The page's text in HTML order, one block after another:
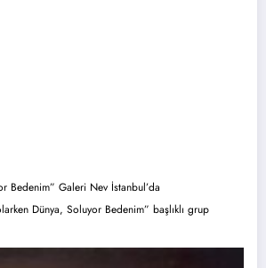
Bedenim” Galeri Nev İstanbul’da
Dünya, Soluyor Bedenim” başlıklı grup